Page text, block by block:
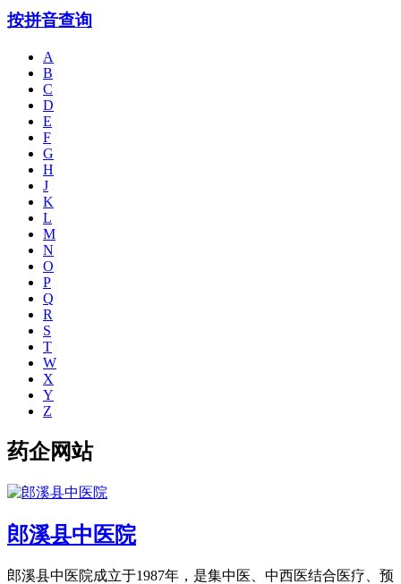
按拼音查询
A
B
C
D
E
F
G
H
J
K
L
M
N
O
P
Q
R
S
T
W
X
Y
Z
药企网站
郎溪县中医院
郎溪县中医院成立于1987年，是集中医、中西医结合医疗、预